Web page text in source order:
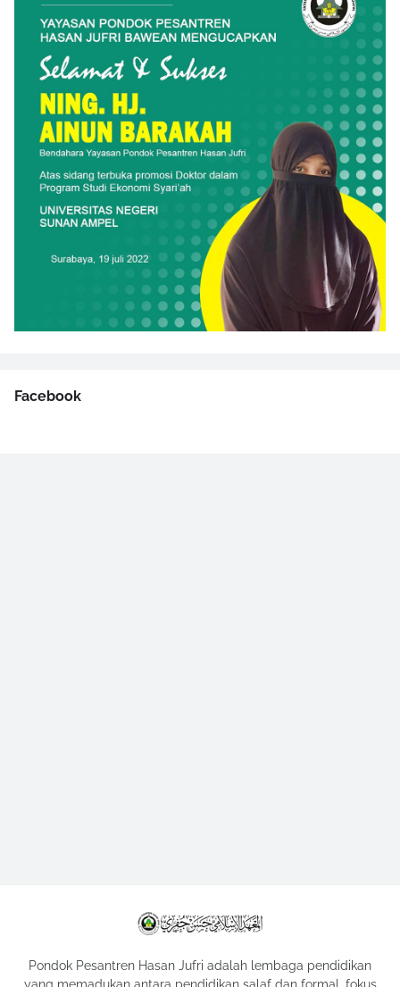
Facebook
Pondok Pesantren Hasan Jufri adalah lembaga pendidikan